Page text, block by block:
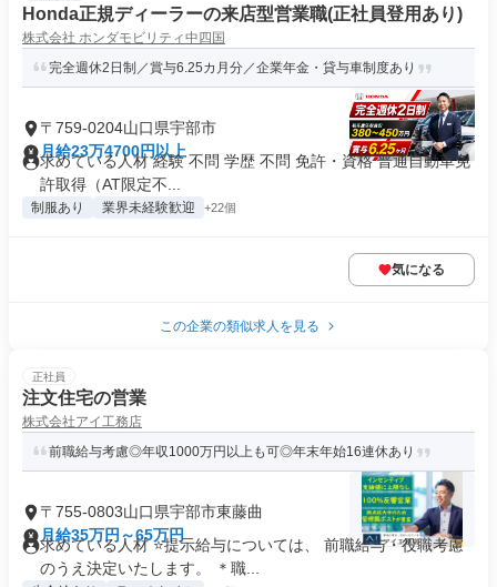
Honda正規ディーラーの来店型営業職(正社員登用あり)
株式会社 ホンダモビリティ中四国
完全週休2日制／賞与6.25カ月分／企業年金・貸与車制度あり
〒759-0204山口県宇部市
月給23万4700円以上
求めている人材 経験 不問 学歴 不問 免許・資格 普通自動車免
許取得（AT限定不...
制服あり 業界未経験歓迎 +22個
気になる
この企業の類似求人を見る
正社員
注文住宅の営業
株式会社アイ工務店
前職給与考慮◎年収1000万円以上も可◎年末年始16連休あり
〒755-0803山口県宇部市東藤曲
月給35万円～65万円
求めている人材 ⭐提示給与については、 前職給与・役職考慮
のうえ決定いたします。 ＊職...